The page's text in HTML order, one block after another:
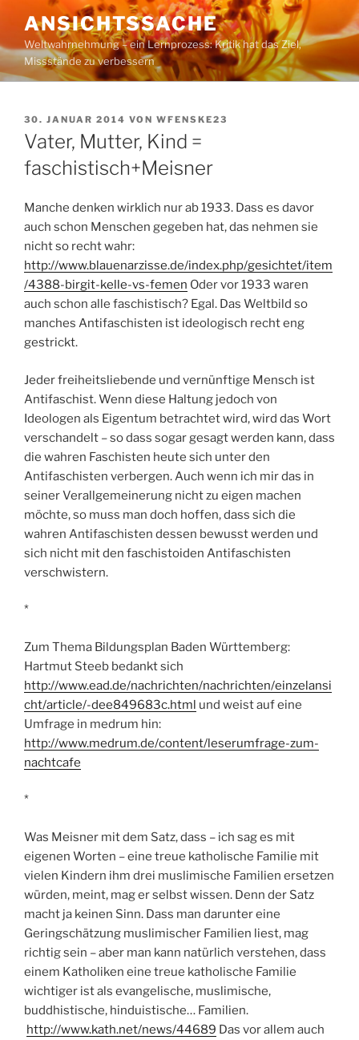
Inhalt
springen
ANSICHTSSACHE
Weltwahrnehmung – ein Lernprozess: Kritik hat das Ziel,
Missstände zu verbessern
VERÖFFENTLICHT
AM
30. JANUAR 2014 VON WFENSKE23
Vater, Mutter, Kind =
faschistisch+Meisner
Manche denken wirklich nur ab 1933. Dass es davor
auch schon Menschen gegeben hat, das nehmen sie
nicht so recht wahr:
http://www.blauenarzisse.de/index.php/gesichtet/item
/4388-birgit-kelle-vs-femen Oder vor 1933 waren
auch schon alle faschistisch? Egal. Das Weltbild so
manches Antifaschisten ist ideologisch recht eng
gestrickt.
Jeder freiheitsliebende und vernünftige Mensch ist
Antifaschist. Wenn diese Haltung jedoch von
Ideologen als Eigentum betrachtet wird, wird das Wort
verschandelt – so dass sogar gesagt werden kann, dass
die wahren Faschisten heute sich unter den
Antifaschisten verbergen. Auch wenn ich mir das in
seiner Verallgemeinerung nicht zu eigen machen
möchte, so muss man doch hoffen, dass sich die
wahren Antifaschisten dessen bewusst werden und
sich nicht mit den faschistoiden Antifaschisten
verschwistern.
*
Zum Thema Bildungsplan Baden Württemberg:
Hartmut Steeb bedankt sich
http://www.ead.de/nachrichten/nachrichten/einzelansi
cht/article/-dee849683c.html und weist auf eine
Umfrage in medrum hin:
http://www.medrum.de/content/leserumfrage-zum-
nachtcafe
*
Was Meisner mit dem Satz, dass – ich sag es mit
eigenen Worten – eine treue katholische Familie mit
vielen Kindern ihm drei muslimische Familien ersetzen
würden, meint, mag er selbst wissen. Denn der Satz
macht ja keinen Sinn. Dass man darunter eine
Geringschätzung muslimischer Familien liest, mag
richtig sein – aber man kann natürlich verstehen, dass
einem Katholiken eine treue katholische Familie
wichtiger ist als evangelische, muslimische,
buddhistische, hinduistische… Familien.
http://www.kath.net/news/44689 Das vor allem auch